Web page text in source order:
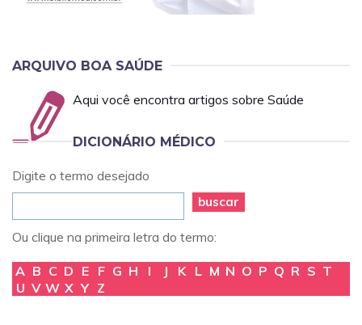
ARQUIVO BOA SAÚDE
Aqui você encontra artigos sobre Saúde
DICIONÁRIO MÉDICO
Digite o termo desejado
buscar
Ou clique na primeira letra do termo:
A B C D E F G H I J K L M N O P Q R S T
U V W X Y Z